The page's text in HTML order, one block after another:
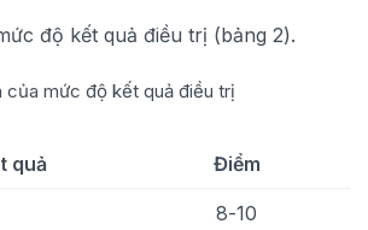
độ kết quả điều trị (bảng 2).
của mức độ kết quả điều trị
quả Điểm
8-10